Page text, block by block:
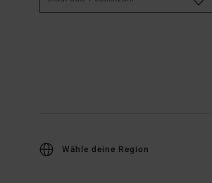
Wähle deine Region